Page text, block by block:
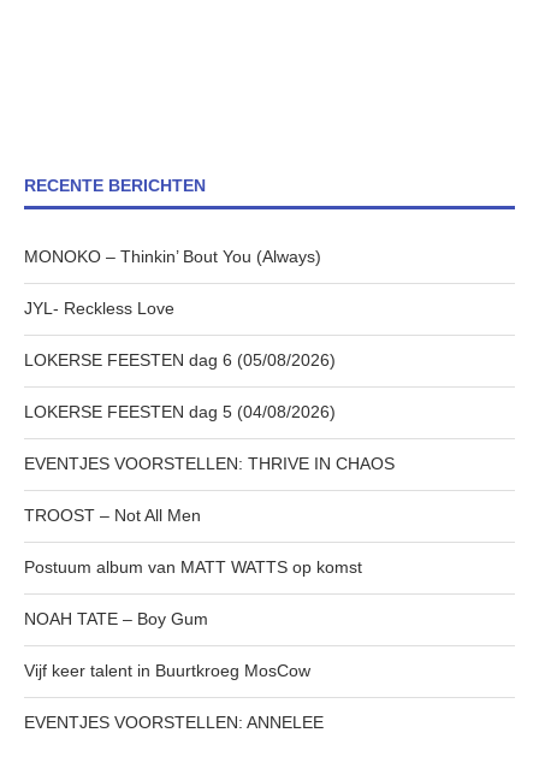
RECENTE BERICHTEN
MONOKO – Thinkin’ Bout You (Always)
JYL- Reckless Love
LOKERSE FEESTEN dag 6 (05/08/2026)
LOKERSE FEESTEN dag 5 (04/08/2026)
EVENTJES VOORSTELLEN: THRIVE IN CHAOS
TROOST – Not All Men
Postuum album van MATT WATTS op komst
NOAH TATE – Boy Gum
Vijf keer talent in Buurtkroeg MosCow
EVENTJES VOORSTELLEN: ANNELEE